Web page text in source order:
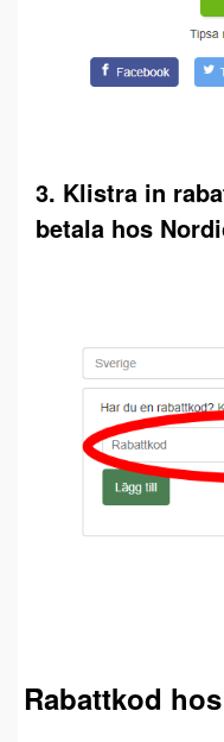
3. Klistra in
betala hos
Rabattkod